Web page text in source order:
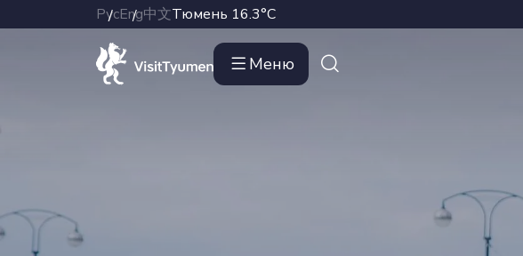
РусEng中文Тюмень 16.3°C
Меню